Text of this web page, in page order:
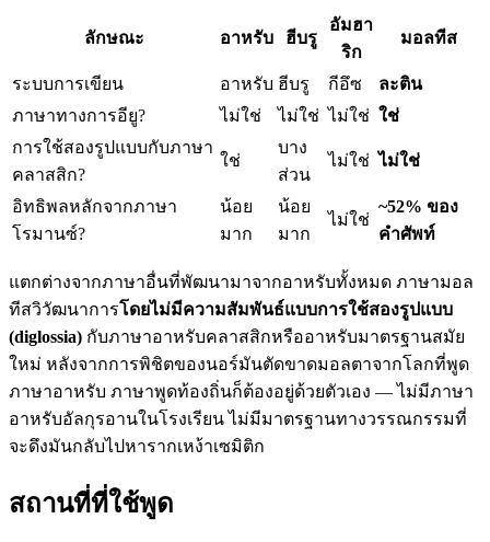
ลักษณะ อาหรับ ฮีบรู
อัมฮา
ริก
มอลทีส
ระบบการเขียน อาหรับ ฮีบรู กีอึซ
ละติน
ภาษาทางการอียู?
ไม่ใช่ ไม่ใช่ ไม่ใช่ ใช่
การใช้สองรูปแบบกับภาษา
คลาสสิก?
ใช่
บาง
ส่วน
ไม่ใช่ ไม่ใช่
อิทธิพลหลักจากภาษา
โรมานซ์?
น้อย
มาก
น้อย
มาก
ไม่ใช่
~52% ของ
คำศัพท์
แตกต่างจากภาษาอื่นที่พัฒนามาจากอาหรับทั้งหมด ภาษามอล
ทีสวิวัฒนาการโดยไม่มีความสัมพันธ์แบบการใช้สองรูปแบบ
(diglossia) กับภาษาอาหรับคลาสสิกหรืออาหรับมาตรฐานสมัย
ใหม่ หลังจากการพิชิตของนอร์มันตัดขาดมอลตาจากโลกที่พูด
ภาษาอาหรับ ภาษาพูดท้องถิ่นก็ต้องอยู่ด้วยตัวเอง — ไม่มีภาษา
อาหรับอัลกุรอานในโรงเรียน ไม่มีมาตรฐานทางวรรณกรรมที่
จะดึงมันกลับไปหารากเหง้าเซมิติก
สถานที่ที่ใช้พูด